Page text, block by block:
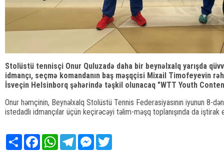
Stolüstü tennisçi Onur Quluzadə daha bir beynəlxalq yarışda
idmançı, seçmə komandanın baş məşqçisi Mixail Timofeyevin
İsveçin Helsinborq şəhərində təşkil olunacaq "WTT Youth
Onur həmçinin, Beynəlxalq Stolüstü Tennis Federasiyasının iyunun 8-
istedadlı idmançılar üçün keçirəcəyi təlim-məşq toplanışında da iştirak
Share FacebookWhatsAppTelegramMessenger